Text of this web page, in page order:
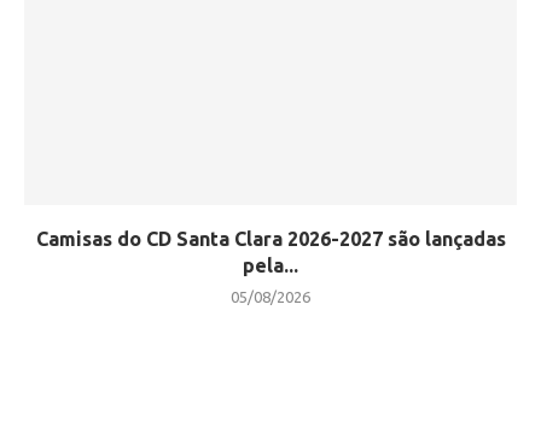
Camisas do CD Santa Clara 2026-2027 são lançadas
pela...
05/08/2026